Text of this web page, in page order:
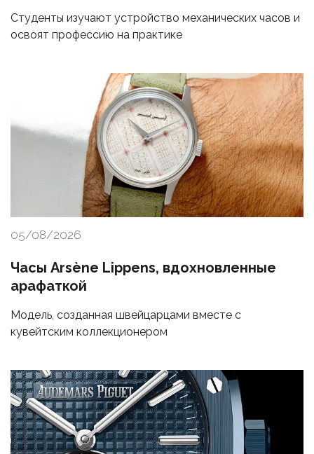
Студенты изучают устройство механических часов и
освоят профессию на практике
05/08/2026
Часы Arsène Lippens, вдохновленные
арафаткой
Модель, созданная швейцарцами вместе с
кувейтским коллекционером